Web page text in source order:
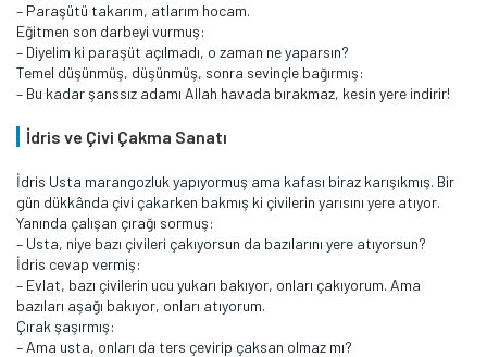
– Paraşütü takarım, atlarım hocam.
Eğitmen son darbeyi vurmuş:
– Diyelim ki paraşüt açılmadı, o zaman ne yaparsın?
Temel düşünmüş, düşünmüş, sonra sevinçle bağırmış:
– Bu kadar şanssız adamı Allah havada bırakmaz, kesin yere indirir!
İdris ve Çivi Çakma Sanatı
İdris Usta marangozluk yapıyormuş ama kafası biraz karışıkmış. Bir
gün dükkânda çivi çakarken bakmış ki çivilerin yarısını yere atıyor.
Yanında çalışan çırağı sormuş:
– Usta, niye bazı çivileri çakıyorsun da bazılarını yere atıyorsun?
İdris cevap vermiş:
– Evlat, bazı çivilerin ucu yukarı bakıyor, onları çakıyorum. Ama
bazıları aşağı bakıyor, onları atıyorum.
Çırak şaşırmış:
– Ama usta, onları da ters çevirip çaksan olmaz mı?